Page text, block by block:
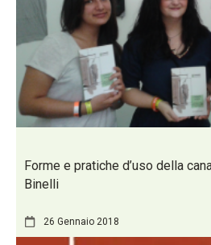
Forme e pratiche d’uso della
Binelli
26 Gennaio 2018